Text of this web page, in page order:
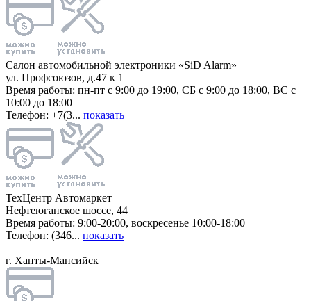
Салон автомобильной электроники «SiD Alarm»
ул. Профсоюзов, д.47 к 1
Время работы: пн-пт с 9:00 до 19:00, СБ с 9:00 до 18:00, ВС с
10:00 до 18:00
Телефон: +7(3... показать
ТехЦентр Автомаркет
Нефтеюганское шоссе, 44
Время работы: 9:00-20:00, воскресенье 10:00-18:00
Телефон: (346... показать
г. Ханты-Мансийск